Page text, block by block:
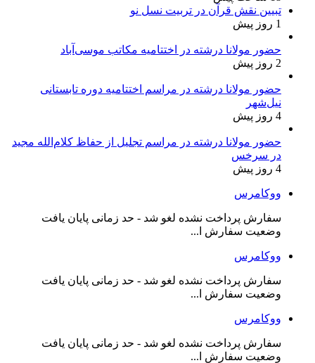
تبیین نقش قرآن در تربیت نسل نو
1 روز پیش
حضور مولانا درشته در اختتامیه مکاتب موسی‌آباد
2 روز پیش
حضور مولانا درشته در مراسم اختتامیه دوره تابستانی
نیل‌شهر
4 روز پیش
حضور مولانا درشته در مراسم تجلیل از حفاظ کلام‌الله مجید
در سرخس
4 روز پیش
ووکامرس
سفارش پرداخت نشده لغو شد - حد زمانی پایان یافت
وضعیت سفارش ا...
ووکامرس
سفارش پرداخت نشده لغو شد - حد زمانی پایان یافت
وضعیت سفارش ا...
ووکامرس
سفارش پرداخت نشده لغو شد - حد زمانی پایان یافت
وضعیت سفارش ا...